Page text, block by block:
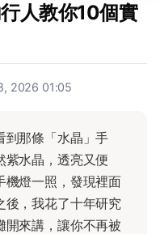
人教你10個實
2026 01:05
到那條「水晶」手
紫水晶，透亮又便
機燈一照，發現裡面
後，我花了十年研究
開來講，讓你不再被